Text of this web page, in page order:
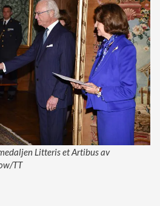
Litteris et Artibus av
TT